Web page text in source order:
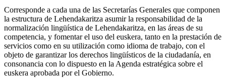
Corresponde a cada una de las Secretarías Generales que componen
la estructura de Lehendakaritza asumir la responsabilidad de la
normalización lingüística de Lehendakaritza, en las áreas de su
competencia, y fomentar el uso del euskera, tanto en la prestación de
servicios como en su utilización como idioma de trabajo, con el
objeto de garantizar los derechos lingüísticos de la ciudadanía, en
consonancia con lo dispuesto en la Agenda estratégica sobre el
euskera aprobada por el Gobierno.